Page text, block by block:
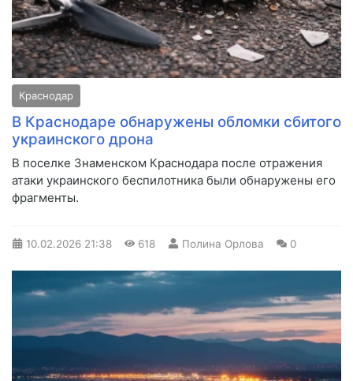
Краснодар
В Краснодаре обнаружены обломки сбитого
украинского дрона
В поселке Знаменском Краснодара после отражения
атаки украинского беспилотника были обнаружены его
фрагменты.
10.02.2026 21:38 618 Полина Орлова 0